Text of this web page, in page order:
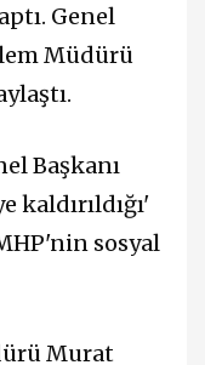
Genel
Müdürü
Başkanı
kaldırıldığı'
sosyal
Murat